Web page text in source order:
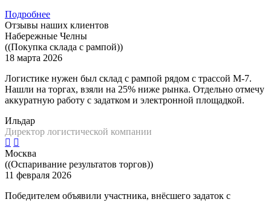
Подробнее
Отзывы наших клиентов
Набережные Челны
((Покупка склада с рампой))
18 марта 2026
Логистике нужен был склад с рампой рядом с трассой М-7.
Нашли на торгах, взяли на 25% ниже рынка. Отдельно отмечу
аккуратную работу с задатком и электронной площадкой.
Ильдар
Директор логистической компании
Москва
((Оспаривание результатов торгов))
11 февраля 2026
Победителем объявили участника, внёсшего задаток с